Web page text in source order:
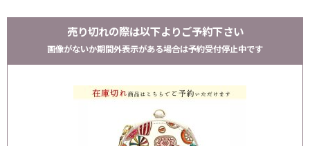
売り切れの際は以下よりご予約下さい
画像がないか期間外表示がある場合は予約受付停止中です